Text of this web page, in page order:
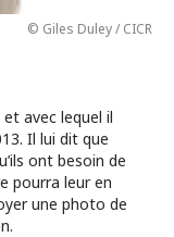
© Giles Duley / CICR
avec lequel il
Il lui dit que
ont besoin de
pourra leur en
une photo de